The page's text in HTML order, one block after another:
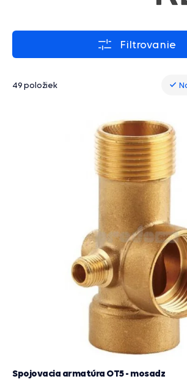
Filtrovanie
49 položiek
Spojovacia armatúra OT5 - mosadz